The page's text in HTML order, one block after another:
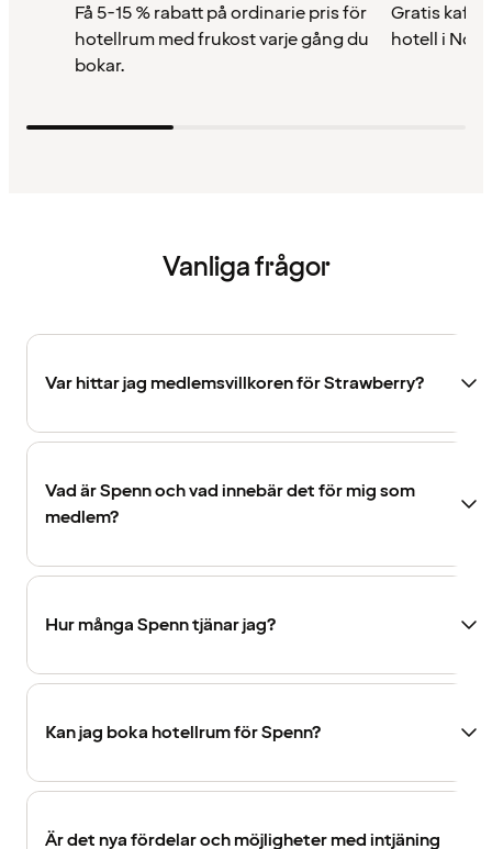
Få 5-15 % rabatt på ordinarie pris för
hotellrum med frukost varje gång du
bokar.
Gratis kaffe
hotell i
Vanliga frågor
Var hittar jag medlemsvillkoren för Strawberry?
Vad är Spenn och vad innebär det för mig som
medlem?
Hur många Spenn tjänar jag?
Kan jag boka hotellrum för Spenn?
Är det nya fördelar och möjligheter med intjäning